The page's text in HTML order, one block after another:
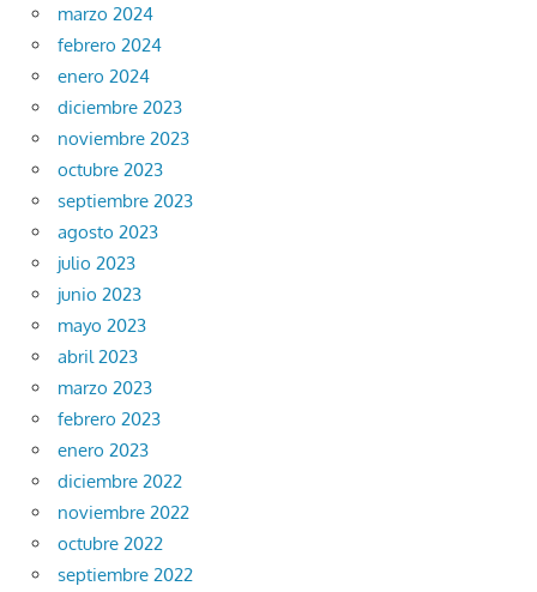
marzo 2024
febrero 2024
enero 2024
diciembre 2023
noviembre 2023
octubre 2023
septiembre 2023
agosto 2023
julio 2023
junio 2023
mayo 2023
abril 2023
marzo 2023
febrero 2023
enero 2023
diciembre 2022
noviembre 2022
octubre 2022
septiembre 2022